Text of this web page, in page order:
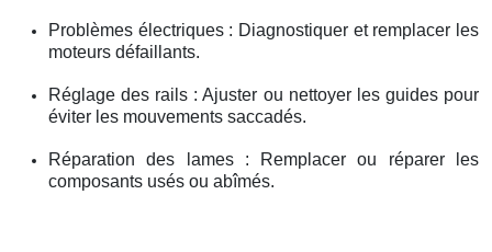
Problèmes électriques : Diagnostiquer et remplacer les
moteurs défaillants.
Réglage des rails : Ajuster ou nettoyer les guides pour
éviter les mouvements saccadés.
Réparation des lames : Remplacer ou réparer les
composants usés ou abîmés.